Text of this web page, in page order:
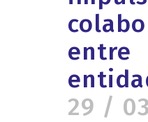
29 /
entre